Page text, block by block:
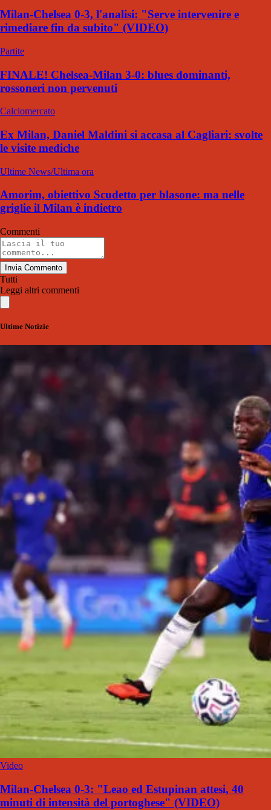
Milan-Chelsea 0-3, l'analisi: "Serve intervenire e
rimediare fin da subito" (VIDEO)
Partite
FINALE! Chelsea-Milan 3-0: blues dominanti,
rossoneri non pervenuti
Calciomercato
Ex Milan, Daniel Maldini si accasa al Cagliari: svolte
le visite mediche
Ultime News/Ultima ora
Amorim, obiettivo Scudetto per blasone: ma nelle
griglie il Milan è indietro
Commenti
Invia Commento
Tutti
Leggi altri commenti
Ultime Notizie
Video
Milan-Chelsea 0-3: "Leao ed Estupinan attesi, 40
minuti di intensità del portoghese" (VIDEO)